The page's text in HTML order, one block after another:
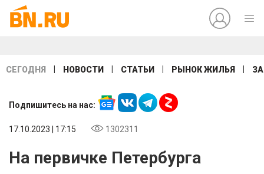
СЕГОДНЯ НОВОСТИ СТАТЬИ РЫНОК ЖИЛЬЯ
Подпишитесь на нас:
17.10.2023 | 17:15 1302311
На первичке Петербурга